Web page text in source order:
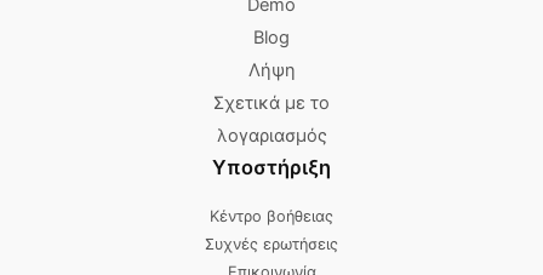
Demo
Blog
Λήψη
Σχετικά με το
λογαριασμός
Υποστήριξη
Κέντρο βοήθειας
Συχνές ερωτήσεις